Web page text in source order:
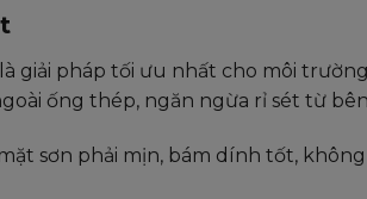
giải pháp tối ưu nhất cho môi
ống thép, ngăn ngừa rỉ sét từ
sơn phải mịn, bám dính tốt,